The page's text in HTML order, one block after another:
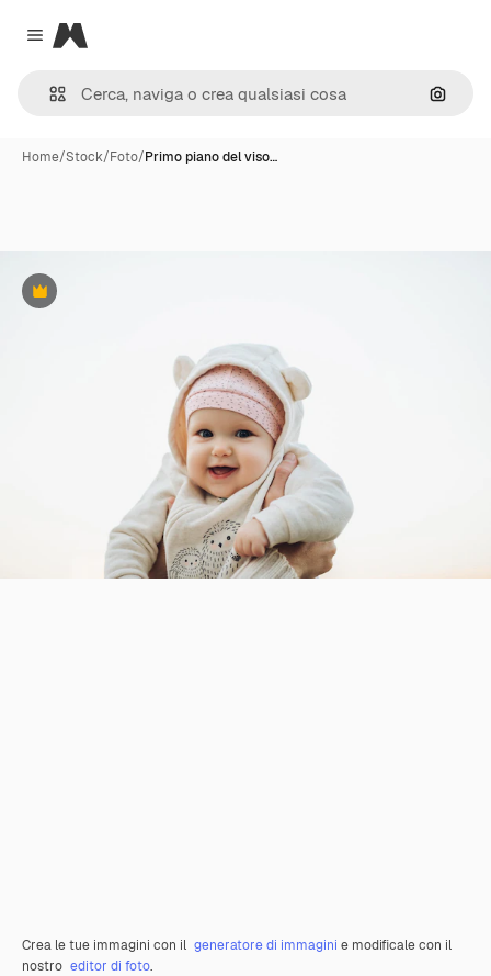
Close menu
Magnific
Cerca
Home/Stock/Foto/Primo piano del viso…
Premium
Crea le tue immagini con il generatore di immagini e modificale con il
nostro editor di foto.